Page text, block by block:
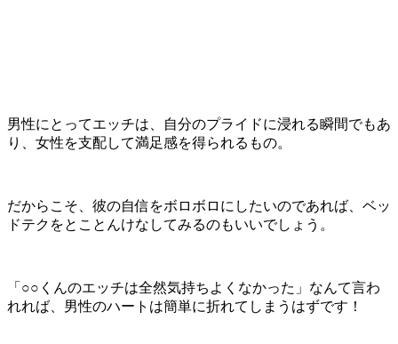
男性にとってエッチは、自分のプライドに浸れる瞬間でもあ
り、女性を支配して満足感を得られるもの。
だからこそ、彼の自信をボロボロにしたいのであれば、ベッ
ドテク をとことんけなしてみるのもいいでしょう。
「○○くんのエッチは全然気持ちよくなかった 」なんて言わ
れれば、男性のハートは簡単に折れてしまうはずです！